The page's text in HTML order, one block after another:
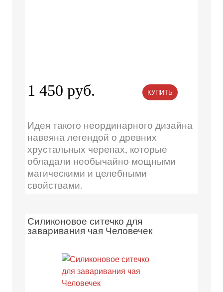
1 450 руб. КУПИТЬ
Идея такого неординарного дизайна
навеяна легендой о древних
хрустальных черепах, которые
обладали необычайно мощными
магическими и целебными
свойствами.
Силиконовое ситечко для
заваривания чая Человечек